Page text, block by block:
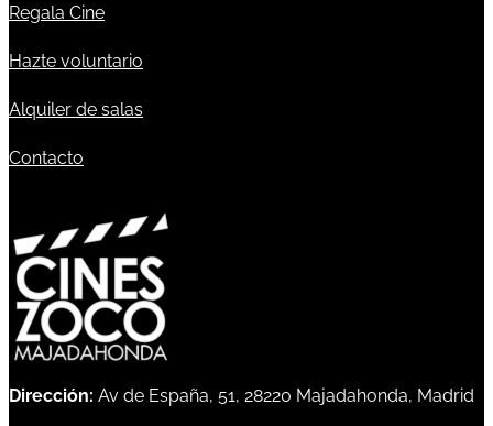
Regala Cine
Hazte voluntario
Alquiler de salas
Contacto
Dirección: Av de España, 51, 28220 Majadahonda, Madrid